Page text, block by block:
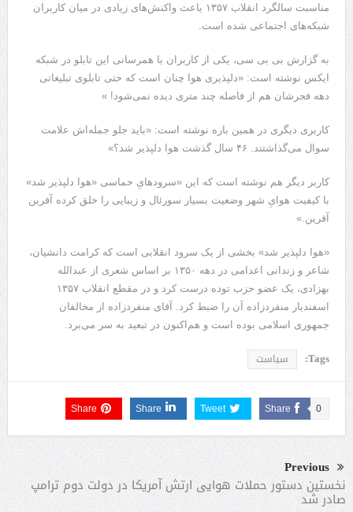
مناسبت سالگرد انقلاب ۱۳۵۷ باعث واکنش‌های زیادی در میان کاربران
شبکه‌های اجتماعی شده است.
به گزارش بی بی سی، یکی از کاربران با همرسانی این تابلو در شبکه
ایکس نوشته است: «دلپذیری هوا چنان است که حتی تابلوی تبلیغاتی
دهه فجرشان هم از فاصله چند متری دیده نمی‌شود! »
کاربری دیگری در همین باره نوشته است: «باید جلو جمله‌ا‌ش علامت
سوال می‌گذاشتند. ۴۶ سال گذشت هوا دلپذیر شد؟»
کاربر دیگر هم نوشته است که این «سرودهایِ حماسی «هوا دلپذیر شد»
با کیفیت هوایِ شهر وضعیت بسیار سورئال و زیبایی را خلق کرده آفرین
آفرین.»
«هوا دلپذیر شد» بخشی از یک سرود انقلابی است که کرامت دانشیان،
شاعر و زندانی اعدامی در دهه ۱۳۵۰ بر اساس شعری از عبدالله
بهزادی، یک عضو حزب توده درست کرد و در مقطع انقلاب ۱۳۵۷
اسفندیار منفردزاده آن را ضبط کرد. آقای منفردزاده از مخالفان
جمهوری اسلامی بوده است و هم‌اکنون در تبعید به سر می‌برد.
Tags: سیاست
Share 0
Tweet
Share
Share
Previous
نخستین دستور حملات هوایی ارتش آمریکا در دولت دوم ترامپ
صادر شد